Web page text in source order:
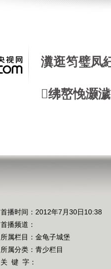
瀵逛笉璧凤
绋嶅悗灏
首播时间：2012年7月30日10:38
首播频道：
所属栏目： 金龟子城堡
所属分类：青少栏目
关 键 字：